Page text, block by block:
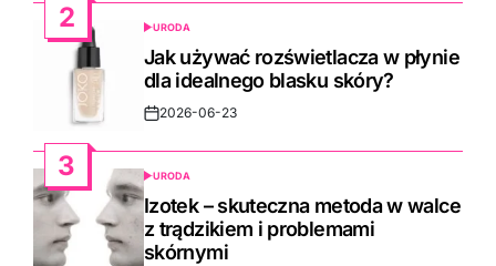
2
POSTED
IN
URODA
Jak używać rozświetlacza w płynie
dla idealnego blasku skóry?
Post2026-06-23
3
POSTED
IN
URODA
Izotek – skuteczna metoda w walce
z trądzikiem i problemami
skórnymi